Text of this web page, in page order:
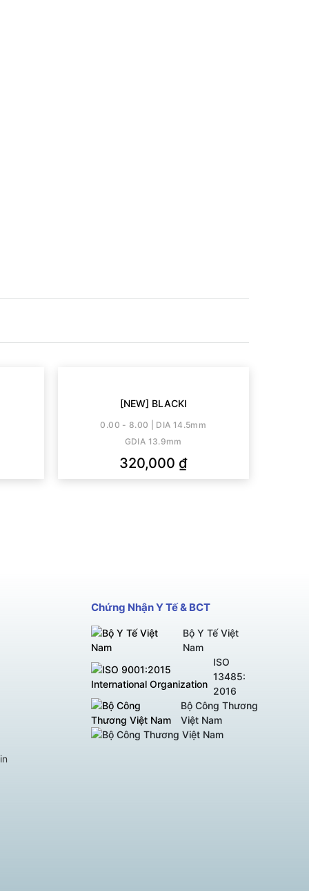
[NEW] BLACKI
0.00 - 8.00 | DIA 14.5mm
GDIA 13.9mm
320,000 ₫
Chứng Nhận Y Tế & BCT
Bộ Y Tế Việt
Nam
ISO
13485:
2016
Bộ Công Thương
Việt Nam